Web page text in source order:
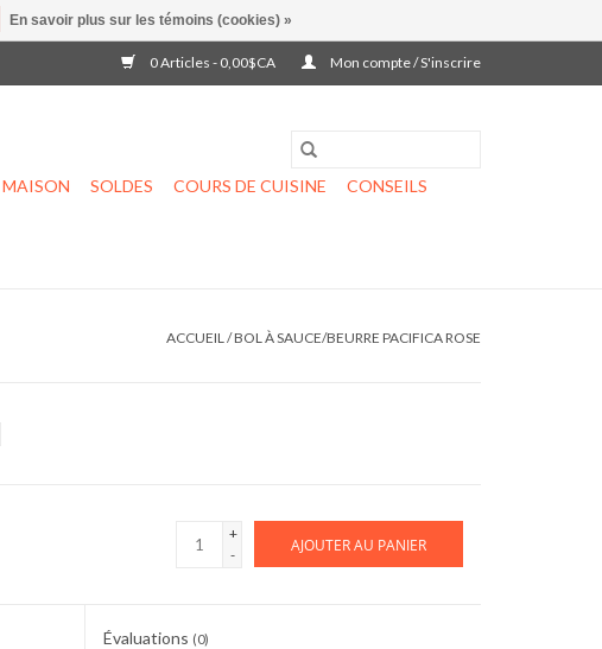
0 Articles - 0,00$CA Mon compte / S'inscrire
MAISON SOLDES COURS DE CUISINE
CONSEILS
ACCUEIL/BOL À SAUCE/BEURRE PACIFICA ROSE
+
-
AJOUTER AU PANIER
Évaluations (0)
En savoir plus sur les témoins (cookies) »